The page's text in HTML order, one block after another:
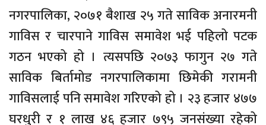
नगरपालिका, २०७१ बैशाख २५ गते साविक अनारमनी
गाविस र चारपाने गाविस समावेश भई पहिलो पटक
गठन भएको हो । त्यसपछि २०७३ फागुन २७ गते
साविक बिर्तामोड नगरपालिकामा छिमेकी गरामनी
गाविसलाई पनि समावेश गरिएको हो । २३ हजार ४७७
घरधुरी र १ लाख ४६ हजार ७९५ जनसंख्या रहेको